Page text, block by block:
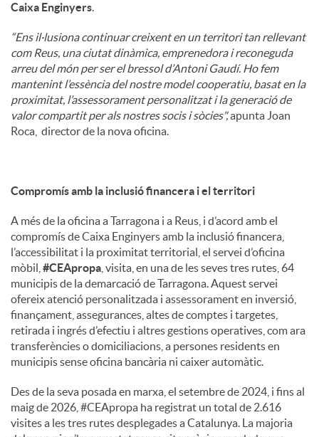
Caixa Enginyers.
“Ens il·lusiona continuar creixent en un territori tan rellevant
com Reus, una ciutat dinàmica, emprenedora i reconeguda
arreu del món per ser el bressol d’Antoni Gaudí. Ho fem
mantenint l’essència del nostre model cooperatiu, basat en la
proximitat, l’assessorament personalitzat i la generació de
valor compartit per als nostres socis i sòcies",apunta Joan
Roca, director de la nova oficina.
Compromís amb la inclusió financera i el territori
A més de la oficina a Tarragona i a Reus, i d’acord amb el
compromís de Caixa Enginyers amb la inclusió financera,
l’accessibilitat i la proximitat territorial, el servei d’oficina
mòbil, #CEApropa , visita, en una de les seves tres rutes, 64
municipis de la demarcació de Tarragona. Aquest servei
ofereix atenció personalitzada i assessorament en inversió,
finançament, assegurances, altes de comptes i targetes,
retirada i ingrés d’efectiu i altres gestions operatives, com ara
transferències o domiciliacions, a persones residents en
municipis sense oficina bancària ni caixer automàtic.
Des de la seva posada en marxa, el setembre de 2024, i fins al
maig de 2026, #CEApropa ha registrat un total de 2.616
visites a les tres rutes desplegades a Catalunya. La majoria